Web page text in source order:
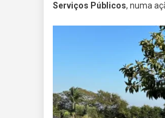
Serviços Públicos, numa